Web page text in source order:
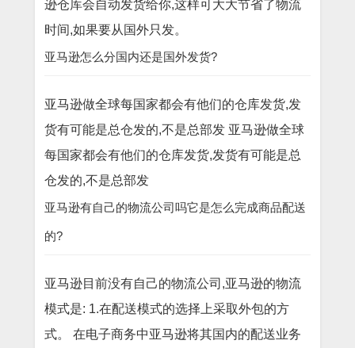
逊仓库会自动发货给你,这样可大大节省了物流
时间,如果要从国外只发。
亚马逊怎么分国内还是国外发货?
亚马逊做全球每国家都会有他们的仓库发货,发
货有可能是总仓发的,不是总部发 亚马逊做全球
每国家都会有他们的仓库发货,发货有可能是总
仓发的,不是总部发
亚马逊有自己的物流公司吗它是怎么完成商品配送
的?
亚马逊目前没有自己的物流公司,亚马逊的物流
模式是: 1.在配送模式的选择上采取外包的方
式。 在电子商务中亚马逊将其国内的配送业务